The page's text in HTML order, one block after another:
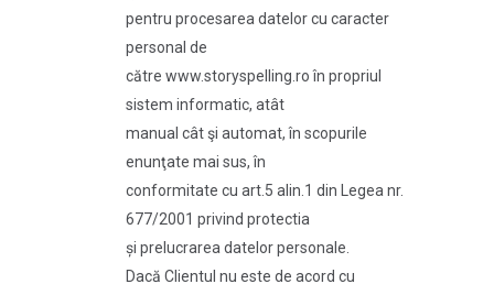
pentru procesarea datelor cu caracter
personal de
către www.storyspelling.ro în propriul
sistem informatic, atât
manual cât şi automat, în scopurile
enunţate mai sus, în
conformitate cu art.5 alin.1 din Legea nr.
677/2001 privind protectia
și prelucrarea datelor personale.
Dacă Clientul nu este de acord cu